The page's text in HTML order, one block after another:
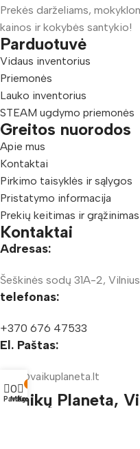
Prekės darželiams,
kainos ir kokybės santykio!
Parduotuvė
Vidaus inventorius
Priemonės
Lauko inventorius
STEAM ugdymo priemonės
Greitos nuorodos
Apie mus
Kontaktai
Pirkimo taisyklės ir sąlygos
Pristatymo informacija
Prekių keitimas ir grąžinimas
Kontaktai
Adresas:
Šeškinės sodų 31A-2,
telefonas:
+370 676 47533
El. Paštas:
info@vaikuplaneta.lt
Vaikų Planeta,
Parduotuvė
0
Mėgstamiausi
Krepšelis